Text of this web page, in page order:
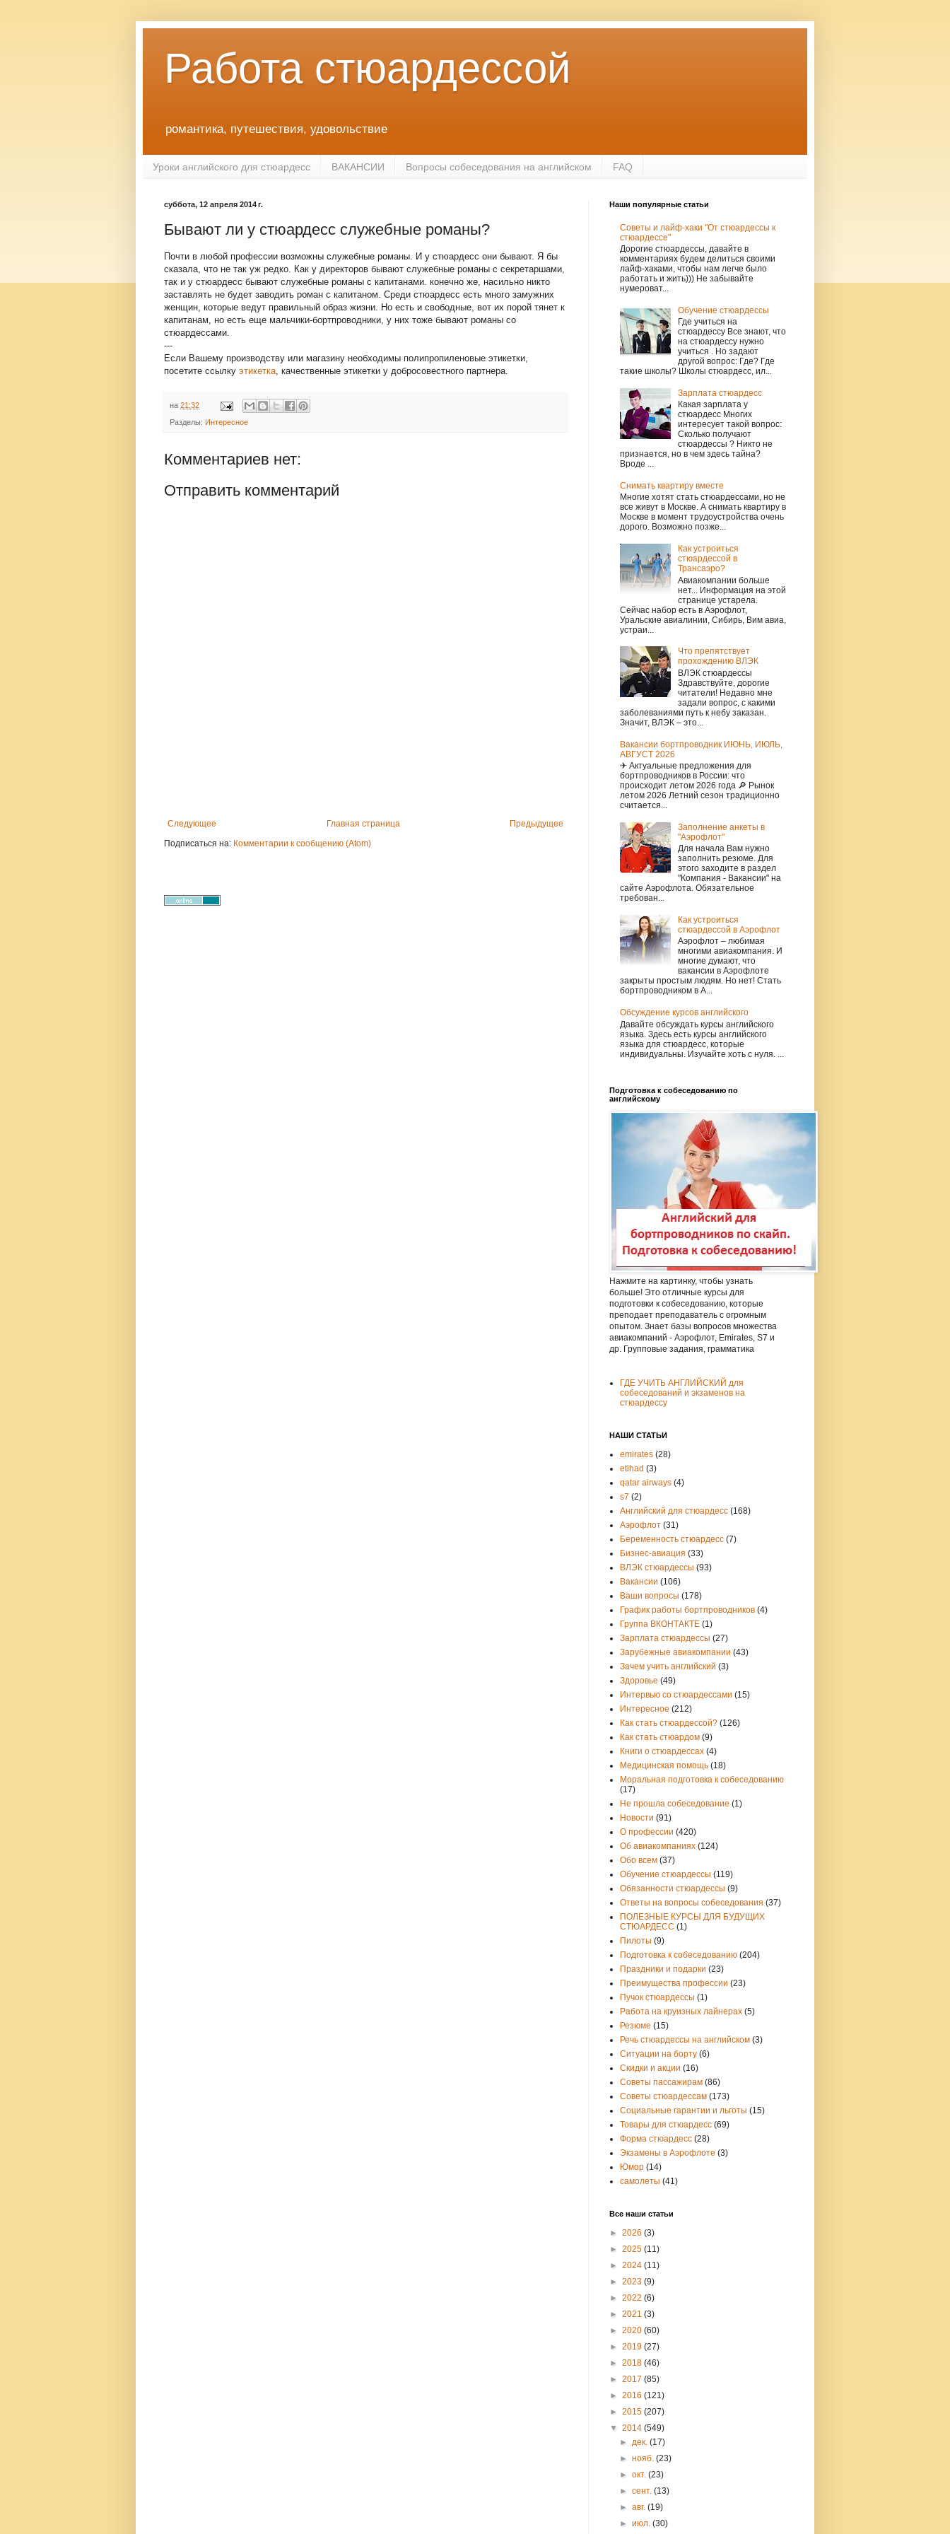
Работа стюардессой
романтика, путешествия, удовольствие
Уроки английского для стюардесс ВАКАНСИИ Вопросы собеседования на английском FAQ
суббота, 12 апреля 2014 г.
Бывают ли у стюардесс служебные романы?
Почти в любой профессии возможны служебные романы. И у стюардесс они бывают. Я бы
сказала, что не так уж редко. Как у директоров бывают служебные романы с секретаршами,
так и у стюардесс бывают служебные романы с капитанами. конечно же, насильно никто
заставлять не будет заводить роман с капитаном. Среди стюардесс есть много замужних
женщин, которые ведут правильный образ жизни. Но есть и свободные, вот их порой тянет к
капитанам, но есть еще мальчики-бортпроводники, у них тоже бывают романы со
стюардессами.
---
Если Вашему производству или магазину необходимы полипропиленовые этикетки,
посетите ссылку этикетка , качественные этикетки у добросовестного партнера.
на 21:32
Разделы: Интересное
Комментариев нет:
Отправить комментарий
Следующее Предыдущее
Главная страница
Подписаться на: Комментарии к сообщению (Atom)
Наши популярные статьи
Советы и лайф-хаки "От стюардессы к
стюардессе"
Дорогие стюардессы, давайте в
комментариях будем делиться своими
лайф-хаками, чтобы нам легче было
работать и жить))) Не забывайте
нумероват...
Обучение стюардессы
Где учиться на
стюардессу Все знают, что
на стюардессу нужно
учиться . Но задают
другой вопрос: Где? Где
такие школы? Школы стюардесс, ил...
Зарплата стюардесс
Какая зарплата у
стюардесс Многих
интересует такой вопрос:
Сколько получают
стюардессы ? Никто не
признается, но в чем здесь тайна?
Вроде ...
Снимать квартиру вместе
Многие хотят стать стюардессами, но не
все живут в Москве. А снимать квартиру в
Москве в момент трудоустройства очень
дорого. Возможно позже...
Как устроиться
стюардессой в
Трансаэро?
Авиакомпании больше
нет... Информация на этой
странице устарела.
Сейчас набор есть в Аэрофлот,
Уральские авиалинии, Сибирь, Вим авиа,
устраи...
Что препятствует
прохождению ВЛЭК
ВЛЭК стюардессы
Здравствуйте, дорогие
читатели! Недавно мне
задали вопрос, с какими
заболеваниями путь к небу заказан.
Значит, ВЛЭК – это...
Вакансии бортпроводник ИЮНЬ, ИЮЛЬ,
АВГУСТ 2026
✈ Актуальные предложения для
бортпроводников в России: что
происходит летом 2026 года 🔎 Рынок
летом 2026 Летний сезон традиционно
считается...
Заполнение анкеты в
"Аэрофлот"
Для начала Вам нужно
заполнить резюме. Для
этого заходите в раздел
"Компания - Вакансии" на
сайте Аэрофлота. Обязательное
требован...
Как устроиться
стюардессой в Аэрофлот
Аэрофлот – любимая
многими авиакомпания. И
многие думают, что
вакансии в Аэрофлоте
закрыты простым людям. Но нет! Стать
бортпроводником в А...
Обсуждение курсов английского
Давайте обсуждать курсы английского
языка. Здесь есть курсы английского
языка для стюардесс, которые
индивидуальны. Изучайте хоть с нуля. ...
Подготовка к собеседованию по
английскому
Нажмите на картинку, чтобы узнать
больше! Это отличные курсы для
подготовки к собеседованию, которые
преподает преподаватель с огромным
опытом. Знает базы вопросов множества
авиакомпаний - Аэрофлот, Emirates, S7 и
др. Групповые задания, грамматика
ГДЕ УЧИТЬ АНГЛИЙСКИЙ для
собеседований и экзаменов на
стюардессу
НАШИ СТАТЬИ
emirates (28)
etihad (3)
qatar airways (4)
s7 (2)
Английский для стюардесс (168)
Аэрофлот (31)
Беременность стюардесс (7)
Бизнес-авиация (33)
ВЛЭК стюардессы (93)
Вакансии (106)
Ваши вопросы (178)
График работы бортпроводников (4)
Группа ВКОНТАКТЕ (1)
Зарплата стюардессы (27)
Зарубежные авиакомпании (43)
Зачем учить английский (3)
Здоровье (49)
Интервью со стюардессами (15)
Интересное (212)
Как стать стюардессой? (126)
Как стать стюардом (9)
Книги о стюардессах (4)
Медицинская помощь (18)
Моральная подготовка к собеседованию
(17)
Не прошла собеседование (1)
Новости (91)
О профессии (420)
Об авиакомпаниях (124)
Обо всем (37)
Обучение стюардессы (119)
Обязанности стюардессы (9)
Ответы на вопросы собеседования (37)
ПОЛЕЗНЫЕ КУРСЫ ДЛЯ БУДУЩИХ
СТЮАРДЕСС (1)
Пилоты (9)
Подготовка к собеседованию (204)
Праздники и подарки (23)
Преимущества профессии (23)
Пучок стюардессы (1)
Работа на круизных лайнерах (5)
Резюме (15)
Речь стюардессы на английском (3)
Ситуации на борту (6)
Скидки и акции (16)
Советы пассажирам (86)
Советы стюардессам (173)
Социальные гарантии и льготы (15)
Товары для стюардесс (69)
Форма стюардесс (28)
Экзамены в Аэрофлоте (3)
Юмор (14)
самолеты (41)
Все наши статьи
► 2026 (3)
► 2025 (11)
► 2024 (11)
► 2023 (9)
► 2022 (6)
► 2021 (3)
► 2020 (60)
► 2019 (27)
► 2018 (46)
► 2017 (85)
► 2016 (121)
► 2015 (207)
▼ 2014 (549)
►дек.(17)
►нояб.(23)
►окт.(23)
►сент.(13)
►авг.(19)
►июл.(30)